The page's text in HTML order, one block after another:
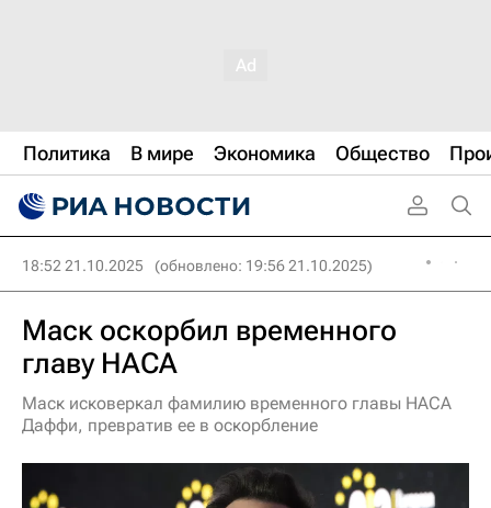
Политика В мире Экономика Общество
18:52 21.10.2025 (обновлено: 19:56 21.10.2025)
Маск оскорбил временного
главу НАСА
Маск исковеркал фамилию временного главы НАСА
Даффи, превратив ее в оскорбление